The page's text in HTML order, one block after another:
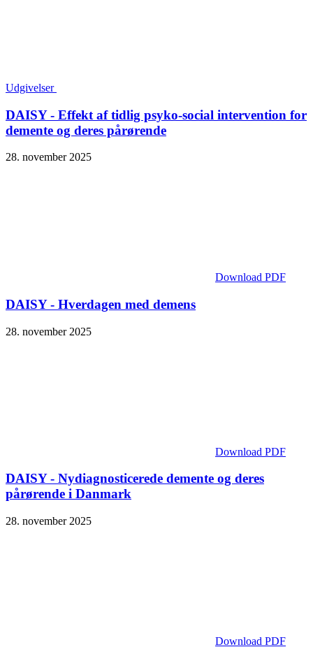
Udgivelser
DAISY - Effekt af tidlig psyko-social intervention for
demente og deres pårørende
28. november 2025
Download PDF
DAISY - Hverdagen med demens
28. november 2025
Download PDF
DAISY - Nydiagnosticerede demente og deres
pårørende i Danmark
28. november 2025
Download PDF